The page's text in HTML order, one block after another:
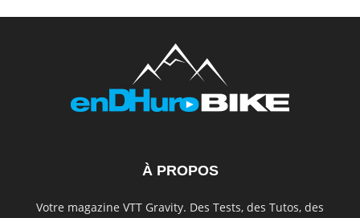
À PROPOS
Votre magazine VTT Gravity. Des Tests, des Tutos, des